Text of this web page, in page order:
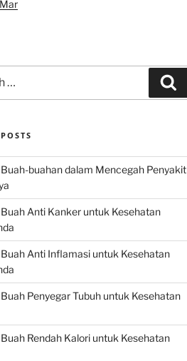
buahan dalam Mencegah Penyakit
Anti Kanker untuk Kesehatan
Anti Inflamasi untuk Kesehatan
Penyegar Tubuh untuk Kesehatan
Rendah Kalori untuk Kesehatan